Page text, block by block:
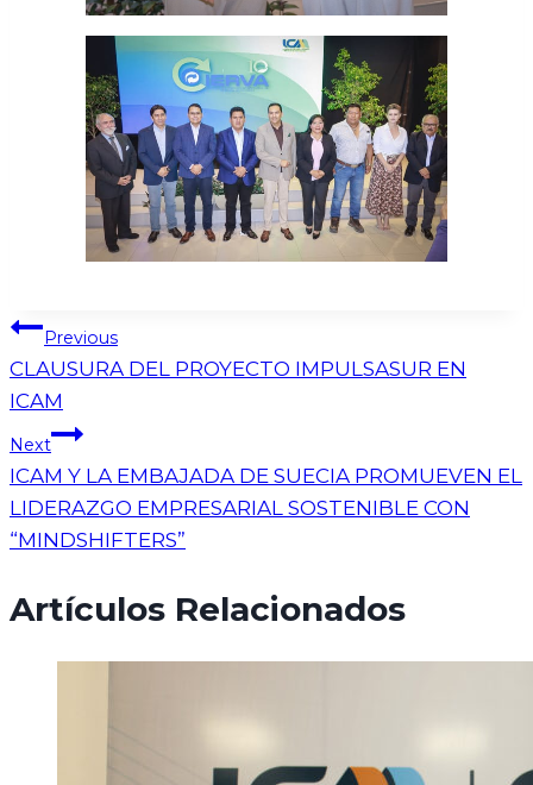
Previous
CLAUSURA DEL PROYECTO IMPULSASUR EN
ICAM
Next
ICAM Y LA EMBAJADA DE SUECIA PROMUEVEN EL
LIDERAZGO EMPRESARIAL SOSTENIBLE CON
“MINDSHIFTERS”
Artículos Relacionados